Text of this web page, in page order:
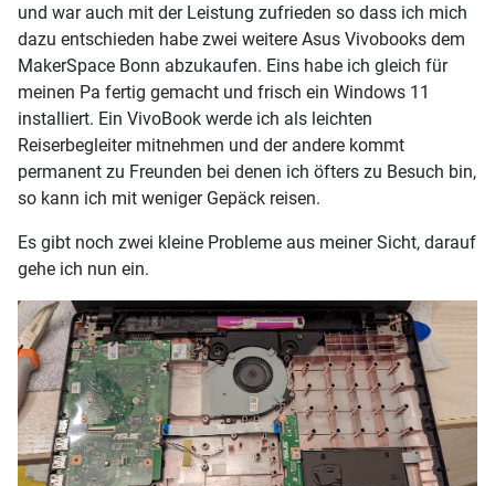
und war auch mit der Leistung zufrieden so dass ich mich
dazu entschieden habe zwei weitere Asus Vivobooks dem
MakerSpace Bonn abzukaufen. Eins habe ich gleich für
meinen Pa fertig gemacht und frisch ein Windows 11
installiert. Ein VivoBook werde ich als leichten
Reiserbegleiter mitnehmen und der andere kommt
permanent zu Freunden bei denen ich öfters zu Besuch bin,
so kann ich mit weniger Gepäck reisen.
Es gibt noch zwei kleine Probleme aus meiner Sicht, darauf
gehe ich nun ein.